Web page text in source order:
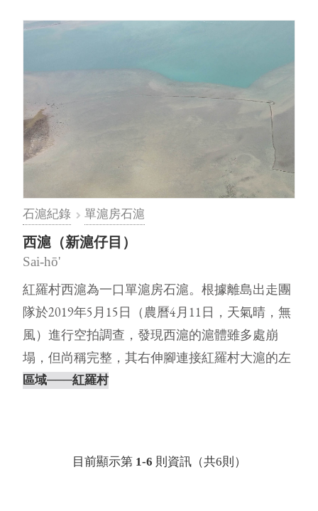
石滬紀錄 單滬房石滬
西滬（新滬仔目）
Sai-hō'
紅羅村西滬為一口單滬房石滬。根據離島出走團
隊於2019年5月15日（農曆4月11日，天氣晴，無
風）進行空拍調查，發現西滬的滬體雖多處崩
塌，但尚稱完整，其右伸腳連接紅羅村大滬的左
伸腳，左伸腳則連接紅羅村⋯
區域───紅羅村
目前顯示第1-6 則資訊（共6則）